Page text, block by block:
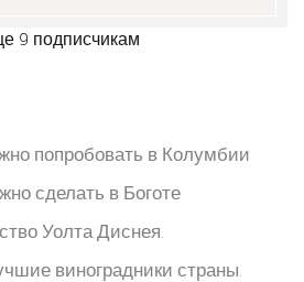
9 подписчикам
попробовать в Колумбии
сделать в Боготе
Уолта Диснея.
виноградники страны.